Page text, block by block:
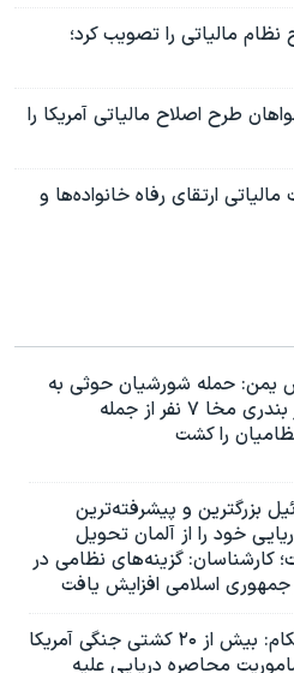
مالیاتی را تصویب کرد؛
طرح اصلاح مالیاتی آمریکا را
ارتقای رفاه خانواده‌ها و
یمن: حمله شورشیان حوثی به
شهر بندری مخا ۷ نفر از جمله
را کشت
بزرگترین و پیشرفته‌ترین
خود را از آلمان تحویل
کارشناسان: گزینه‌های نظامی در
جمهوری اسلامی افزایش یافت
سنتکام: بیش از ۲۰ کشتی جنگی آمریکا
محاصره دریایی علیه